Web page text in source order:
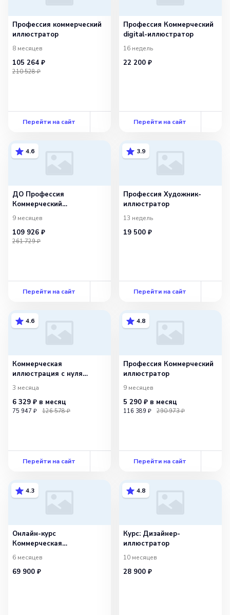
Профессия коммерческий
иллюстратор
8 месяцев
105 264 ₽
210 528 ₽
Перейти на сайт
Профессия Коммерческий
digital-иллюстратор
16 недель
22 200 ₽
Перейти на сайт
4.6
ДО Профессия
Коммерческий
иллюстратор 2.0
9 месяцев
109 926 ₽
261 729 ₽
Перейти на сайт
3.9
Профессия Художник-
иллюстратор
13 недель
19 500 ₽
Перейти на сайт
4.6
Коммерческая
иллюстрация с нуля
до PRO
3 месяца
6 329 ₽ в месяц
75 947 ₽ 126 578 ₽
Перейти на сайт
4.8
Профессия Коммерческий
иллюстратор
9 месяцев
5 290 ₽ в месяц
116 389 ₽ 290 973 ₽
Перейти на сайт
4.3
Онлайн-курс
Коммерческая
иллюстрация
6 месяцев
69 900 ₽
4.8
Курс: Дизайнер-
иллюстратор
10 месяцев
28 900 ₽